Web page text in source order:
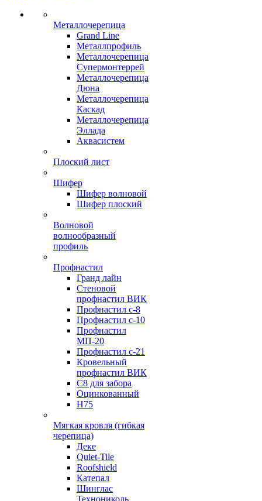
Металлочерепица
Grand Line
Металлпрофиль
Металлочерепица
Супермонтеррей
Металлочерепица
Дюна
Металлочерепица
Каскад
Металлочерепица
Эллада
Аквасистем
Плоский лист
Шифер
Шифер волновой
Шифер плоский
Волновой
волнообразный
профиль
Профнастил
Гранд лайн
Стеновой
профнастил ВИК
Профнастил с-8
Профнастил с-10
Профнастил
МП-20
Профнастил с-21
Кровельный
профнастил ВИК
С8 для забора
Оцинкованный
Н75
Мягкая кровля (гибкая
черепица)
Деке
Quiet-Tile
Roofshield
Катепал
Шинглас
Технониколь